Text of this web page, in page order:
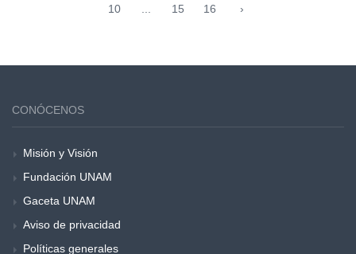
10 15 16 ›
CONÓCENOS
Misión y Visión
Fundación UNAM
Gaceta UNAM
Aviso de privacidad
Políticas generales